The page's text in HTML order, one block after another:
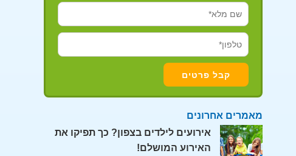
מאמרים אחרונים
אירועים לילדים בצפון? כך תפיקו את
האירוע המושלם!